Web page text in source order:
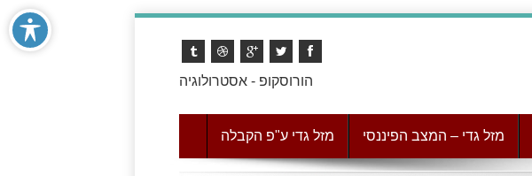
הורוסקופ - אסטרולוגיה
מזל גדי – המצב הפיננסי מזל גדי ע"פ הקבלה